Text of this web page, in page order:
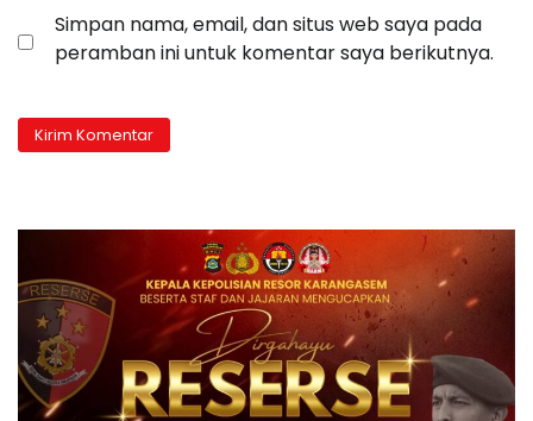
Simpan nama, email, dan situs web saya pada
peramban ini untuk komentar saya berikutnya.